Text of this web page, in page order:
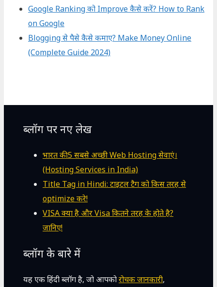
Google Ranking को Improve कैसे करें? How to Rank
on Google
Blogging से पैसे कैसे कमाए? Make Money Online
(Complete Guide 2024)
ब्लॉग पर नए लेख
भारत की 5 सबसे अच्छी Web Hosting सेवाएं।
(Hosting Services in India)
Title Tag in Hindi: टाइटल टैग को किस तरह से
optimize करे!
VISA क्या है और Visa कितने तरह के होते है?
जानिए!
ब्लॉग के बारे में
यह एक हिंदी ब्लॉग है, जो आपकोरोचक जानकारी,